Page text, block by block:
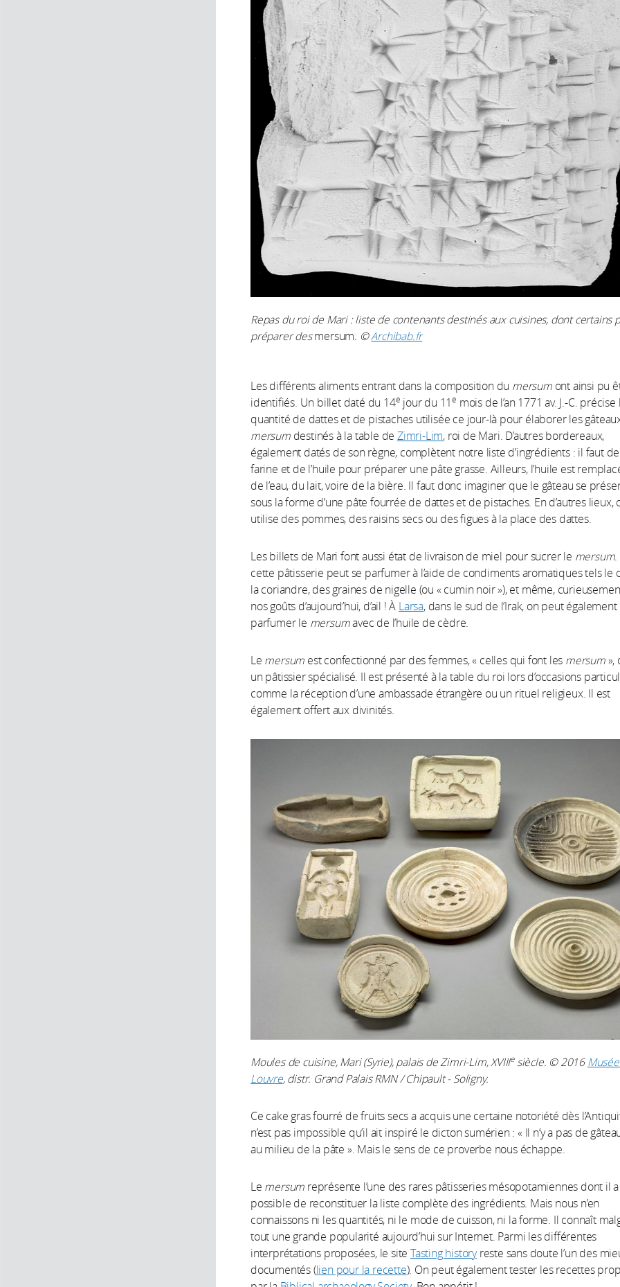
Repas du roi de Mari : liste de contenants destinés aux cuisines, dont certains
préparer desmersum. ©Archibab.fr
Les différents aliments entrant dans la composition du mersumont ainsi pu
identifiés. Un billet daté du 14e jour du 11e mois de l’an 1771 av. J.-C. précise
quantité de dattes et de pistaches utilisée ce jour-là pour élaborer les
mersumdestinés à la table de Zimri-Lim, roi de Mari. D’autres bordereaux,
également datés de son règne, complètent notre liste d’ingrédients : il faut
farine et de l’huile pour préparer une pâte grasse. Ailleurs, l’huile est
de l’eau, du lait, voire de la bière. Il faut donc imaginer que le gâteau se
sous la forme d’une pâte fourrée de dattes et de pistaches. En d’autres lieux,
utilise des pommes, des raisins secs ou des figues à la place des dattes.
Les billets de Mari font aussi état de livraison de miel pour sucrer le mersum.
cette pâtisserie peut se parfumer à l’aide de condiments aromatiques tels le
la coriandre, des graines de nigelle (ou « cumin noir »), et même,
nos goûts d’aujourd’hui, d’ail ! À Larsa, dans le sud de l’Irak, on peut également
parfumer le mersumavec de l’huile de cèdre.
Le mersum est confectionné par des femmes, « celles qui font les mersum»,
un pâtissier spécialisé. Il est présenté à la table du roi lors d’occasions
comme la réception d’une ambassade étrangère ou un rituel religieux. Il est
également offert aux divinités.
Moules de cuisine, Mari (Syrie), palais de Zimri-Lim, XVIIIesiècle. © 2016
Louvre, distr. Grand Palais RMN / Chipault - Soligny.
Ce cake gras fourré de fruits secs a acquis une certaine notoriété dès
n’est pas impossible qu’il ait inspiré le dicton sumérien : « Il n’y a pas de
au milieu de la pâte ». Mais le sens de ce proverbe nous échappe.
Le mersum représente l’une des rares pâtisseries mésopotamiennes dont il
possible de reconstituer la liste complète des ingrédients. Mais nous n’en
connaissons ni les quantités, ni le mode de cuisson, ni la forme. Il connaît
tout une grande popularité aujourd’hui sur Internet. Parmi les différentes
interprétations proposées, le siteTasting historyreste sans doute l’un des
documentés (lien pour la recette). On peut également tester les recettes